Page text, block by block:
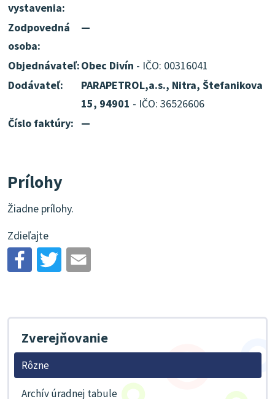
vystavenia:
Zodpovedná
osoba:
—
Objednávateľ:Obec Divín - IČO: 00316041
Dodávateľ:
PARAPETROL,a.s., Nitra, Štefanikova
15, 94901 - IČO: 36526606
Číslo faktúry:
—
Prílohy
Žiadne prílohy.
Zdieľajte
Zverejňovanie
Rôzne
Archív úradnej tabule